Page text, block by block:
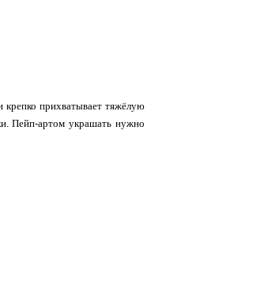
прихватывает тяжёлую
Пейп-артом украшать нужно